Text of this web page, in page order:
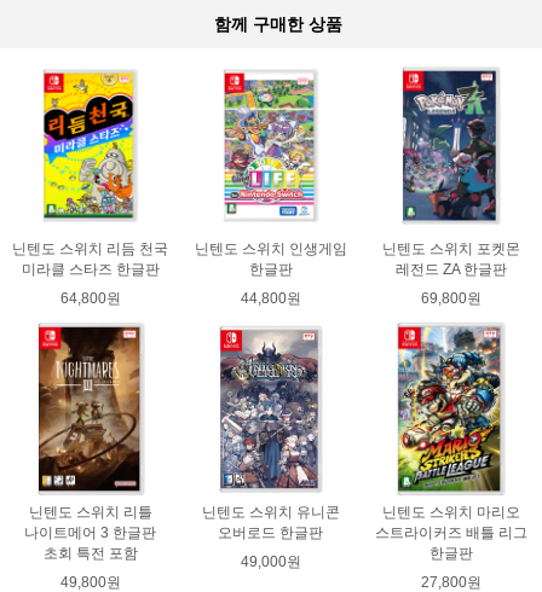
함께 구매한 상품
닌텐도 스위치 리듬 천국
미라클 스타즈 한글판
64,800원
닌텐도 스위치 인생게임
한글판
44,800원
닌텐도 스위치 포켓몬
레전드 ZA 한글판
69,800원
닌텐도 스위치 리틀
나이트메어 3 한글판
초회 특전 포함
49,800원
닌텐도 스위치 유니콘
오버로드 한글판
49,000원
닌텐도 스위치 마리오
스트라이커즈 배틀 리그
한글판
27,800원